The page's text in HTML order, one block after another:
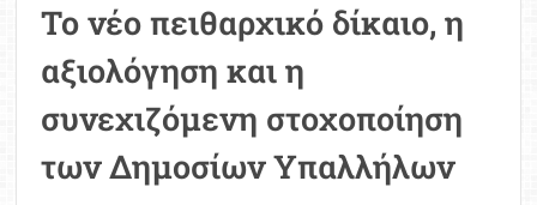
Το νέο πειθαρχικό δίκαιο, η
αξιολόγηση και η
συνεχιζόμενη στοχοποίηση
των Δημοσίων Υπαλλήλων